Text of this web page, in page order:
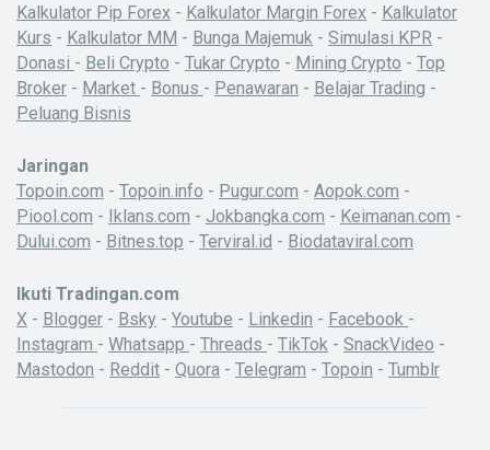
Kalkulator Pip Forex - Kalkulator Margin Forex - Kalkulator
Kurs - Kalkulator MM - Bunga Majemuk - Simulasi KPR -
Donasi - Beli Crypto - Tukar Crypto - Mining Crypto - Top
Broker - Market - Bonus - Penawaran - Belajar Trading -
Peluang Bisnis
Jaringan
Topoin.com - Topoin.info - Pugur.com - Aopok.com -
Piool.com - Iklans.com - Jokbangka.com - Keimanan.com -
Dului.com - Bitnes.top - Terviral.id - Biodataviral.com
Ikuti Tradingan.com
X - Blogger - Bsky - Youtube - Linkedin - Facebook -
Instagram - Whatsapp - Threads - TikTok - SnackVideo -
Mastodon - Reddit - Quora - Telegram - Topoin - Tumblr